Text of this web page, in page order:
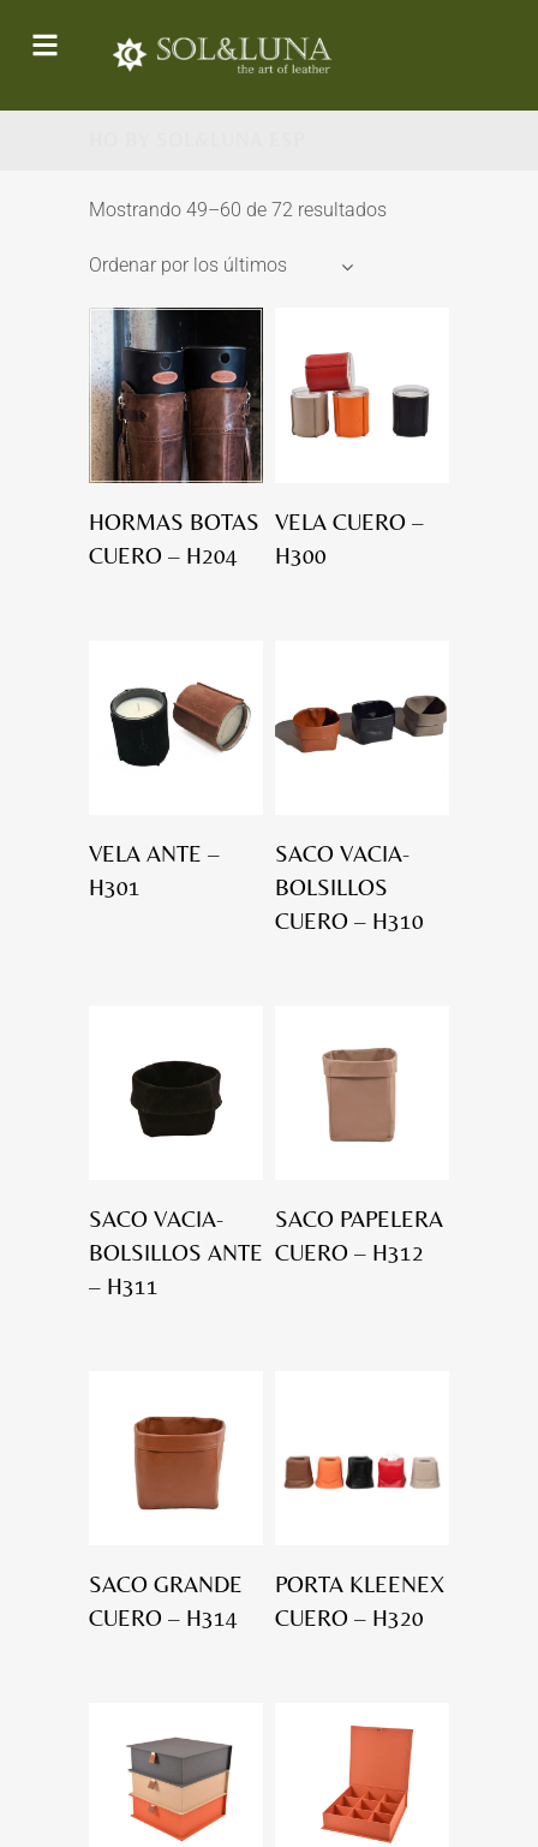
Mostrando 49–60 de 72 resultados
Ordenar por los últimos
HORMAS BOTAS
CUERO – H204
VELA CUERO –
H300
VELA ANTE –
H301
SACO VACIA-
BOLSILLOS
CUERO – H310
SACO VACIA-
BOLSILLOS ANTE
– H311
SACO PAPELERA
CUERO – H312
SACO GRANDE
CUERO – H314
PORTA KLEENEX
CUERO – H320